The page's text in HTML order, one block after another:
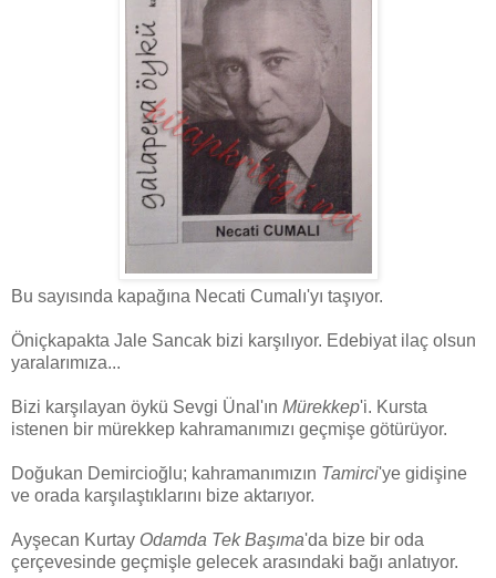
Bu sayısında kapağına Necati Cumalı'yı taşıyor.
Öniçkapakta Jale Sancak bizi karşılıyor. Edebiyat ilaç olsun
yaralarımıza...
Bizi karşılayan öykü Sevgi Ünal'ın Mürekkep'i. Kursta
istenen bir mürekkep kahramanımızı geçmişe götürüyor.
Doğukan Demircioğlu; kahramanımızın Tamirci'ye gidişine
ve orada karşılaştıklarını bize aktarıyor.
Ayşecan Kurtay Odamda Tek Başıma'da bize bir oda
çerçevesinde geçmişle gelecek arasındaki bağı anlatıyor.